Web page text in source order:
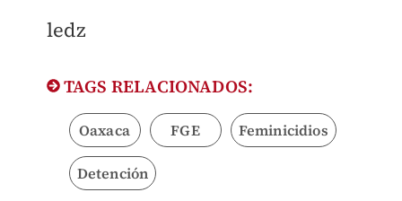
ledz
TAGS RELACIONADOS:
Oaxaca FGE Feminicidios
Detención